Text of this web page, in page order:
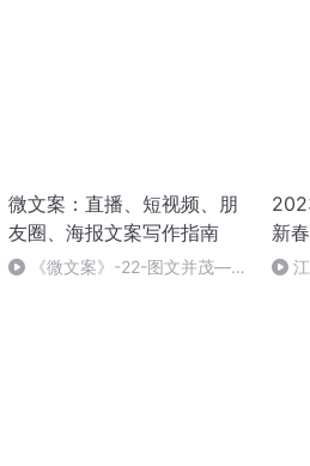
微文案：直播、短视频、朋
友圈、海报文案写作指南
《微文案》-22-图文并茂—微
新